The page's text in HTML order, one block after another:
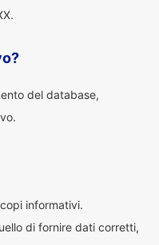
del database,
informativi.
di fornire dati corretti,